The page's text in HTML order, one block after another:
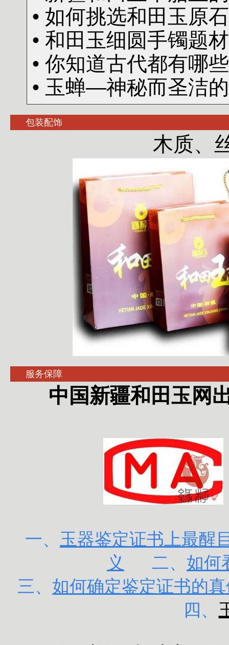
• 如何挑选和田玉原
• 和田玉细圆手镯题
• 你知道古代都有哪
• 玉蝉—神秘而圣洁
包装配饰
木质、
服务保障
中国新疆和田玉网
一、 玉器鉴定证书上最醒
义
二、 如何
三、 如何确定鉴定证书的
四、